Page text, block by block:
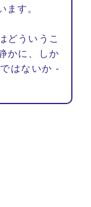
ます。
どういうこ
かに、しか
はないか -